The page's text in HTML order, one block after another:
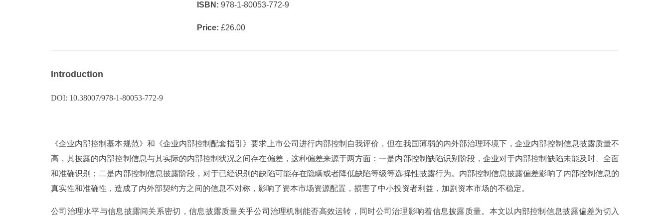
ISBN: 978-1-80053-772-9
Price: £26.00
Introduction
DOI: 10.38007/978-1-80053-772-9
《企业内部控制基本规范》和《企业内部控制配套指引》要求上市公司进行内部控制自我评价，但在我国薄弱的内外部治理环境下，企业内部控制信息披露质量不
高，其披露的内部控制信息与其实际的内部控制状况之间存在偏差，这种偏差来源于两方面：一是内部控制缺陷识别阶段，企业对于内部控制缺陷未能及时、全面
和准确识别；二是内部控制信息披露阶段，对于已经识别的缺陷可能存在隐瞒或者降低缺陷等级等选择性披露行为。内部控制信息披露偏差影响了内部控制信息的
真实性和准确性，造成了内外部契约方之间的信息不对称，影响了资本市场资源配置，损害了中小投资者利益，加剧资本市场的不稳定。
公司治理水平与信息披露间关系密切，信息披露质量关乎公司治理机制能否高效运转，同时公司治理影响着信息披露质量。本文以内部控制信息披露偏差为切入